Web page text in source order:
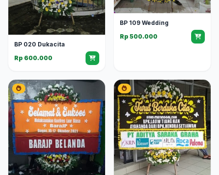
BP 020 Dukacita
Rp 600.000
BP 109 Wedding
Rp 500.000